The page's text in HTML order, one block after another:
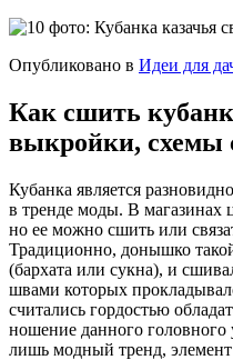
Опубликовано в Идеи для
Как сшить
выкройки, схемы
Кубанка является
в тренде моды. В магазинах
но ее можно сшить или
Традиционно, донышко
(бархата или сукна), и
швами которых
считались гордостью
ношение данного
лишь модный тренд, элемент